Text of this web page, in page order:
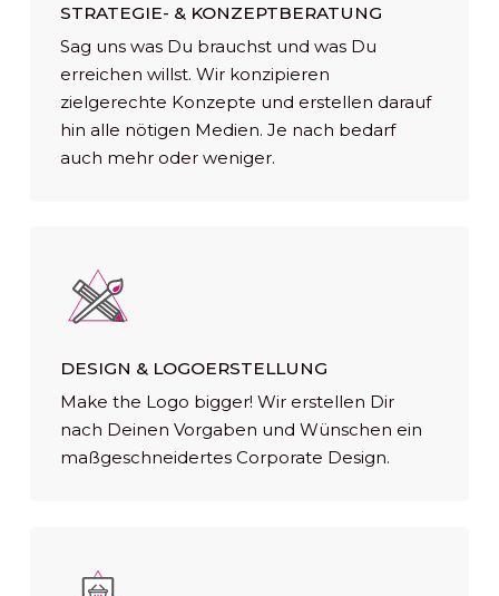
STRATEGIE- & KONZEPTBERATUNG
Sag uns was Du brauchst und was Du
erreichen willst. Wir konzipieren
zielgerechte Konzepte und erstellen darauf
hin alle nötigen Medien. Je nach bedarf
auch mehr oder weniger.
DESIGN & LOGOERSTELLUNG
Make the Logo bigger! Wir erstellen Dir
nach Deinen Vorgaben und Wünschen ein
maßgeschneidertes Corporate Design.